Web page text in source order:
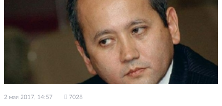
2 мая 2017, 14:57 7028